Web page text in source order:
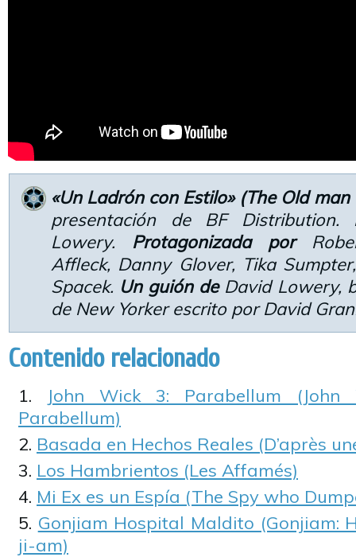
«Un Ladrón con Estilo» (The Old
presentación de BF Distribution.
Lowery. Protagonizada por
Affleck, Danny Glover, Tika
Spacek. Un guión deDavid Lowery,
de New Yorker escrito por David
Contenido relacionado
John Wick 3: Parabellum
Parabellum)
Basada en Hechos Reales (D’après
Los Hambrientos (Les Affamés)
Mi Ex es un Espía (The Spy who
Gonjiam Hospital Maldito (Gonjiam:
ji-am)